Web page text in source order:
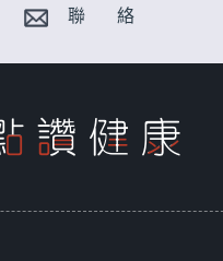
聯 絡